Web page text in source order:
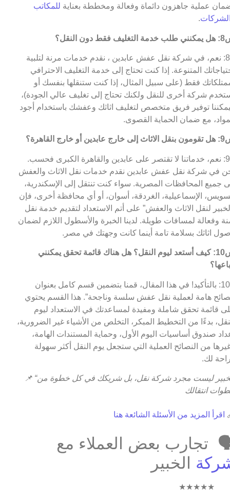
عملية جاهزون دائماة وفعالة ومخططة بعناية للمكاتب
.
فقط دون النقل؟
ج8: نعم، في شركة نقل عفش عابدين ، نقدم خدمات مرنة لتلبية
المتنوعة. إذا كنت تحتاج إلى خدمة التغليف الاحترافي
فقط (على سبيل المثال، إذا كنت ستنقلها بنفسك أو
شركة أخرى للنقل ولكنك تحتاج إلى تغليف عالي الجودة)،
توفير فريق متخصص لتغليف اثاثك وعفشك باستخدام أجود
مع ضمان الحماية القصوى.
أو خارج القاهرة؟
ج9: نعم، خدماتنا لا تقتصر على عابدين والقاهرة الكبرى فحسب.
في شركة نقل عفش عابدين نقدم خدمات نقل الاثاث والعفش
جميع المحافظات المصرية. سواء كنت تنتقل إلى الإسكندرية،
الإسماعيلية، الغردقة، أسوان، أو أي محافظة أخرى، فإن
لنقل الاثاث والعفش” على أتم الاستعداد لتقديم خدمة نقل
وفعالة لمسافات طويلة. لدينا الخبرة والأسطول اللازم لضمان
اثاثك بسلامة تامة أينما كانت وجهتك في مصر.
س10: كيف أستعد ليوم النقل؟ هل هناك قائمة تحقق يمكنني
ج10: بالتأكيد! في هذا المقال، قمنا بتضمين قسم كامل بعنوان
هامة لعملية نقل عفش سلسة وناجحة”. هذا القسم يحتوي
قائمة تحقق شاملة ومفيدة لمساعدتك في الاستعداد ليوم
بدءًا من التخطيط المبكر، التخلص من الأشياء غير الضرورية،
صندوق أساسيات اليوم الأول، وحماية المستندات الهامة،
من النصائح العملية التي ستجعل يوم النقل أكثر سهولة
لك.
📌 “الخبير ليست مجرد شركة نقل، بل شريكك في كل خطوة من
انتقالك
اقرأ المزيد من الأسئلة الشائعة هنا
تجارب بعض العملاء مع
الخبير
★★★★★